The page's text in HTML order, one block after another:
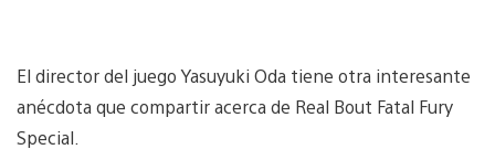
El director del juego Yasuyuki Oda tiene otra interesante
anécdota que compartir acerca de Real Bout Fatal Fury
Special.